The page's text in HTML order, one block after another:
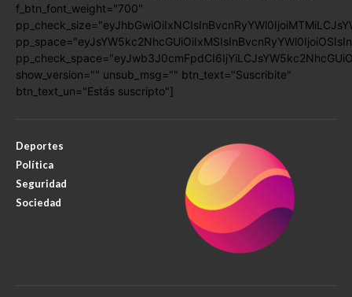
f_btn_font_weight="700"
show_version="" unsub_msg="" btn_text="Suscribite"
btn_text_un="Estás suscripto"]
Deportes
Política
Seguridad
Sociedad